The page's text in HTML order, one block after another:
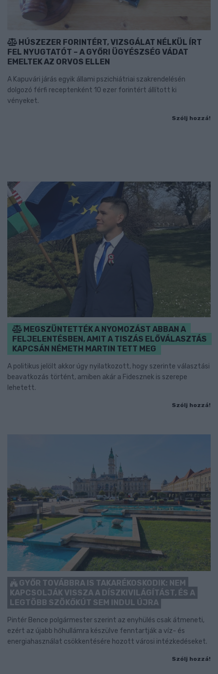
HÚSZEZER FORINTÉRT, VIZSGÁLAT NÉLKÜL ÍRT
FEL NYUGTATÓT – A GYŐRI ÜGYÉSZSÉG VÁDAT
EMELTEK AZ ORVOS ELLEN
A Kapuvári járás egyik állami pszichiátriai szakrendelésén
dolgozó férfi receptenként 10 ezer forintért állított ki
vényeket.
Szólj hozzá!
MEGSZÜNTETTÉK A NYOMOZÁST ABBAN A
FELJELENTÉSBEN, AMIT A TISZÁS ELŐVÁLASZTÁS
KAPCSÁN NÉMETH MARTIN TETT MEG
A politikus jelölt akkor úgy nyilatkozott, hogy szerinte választási
beavatkozás történt, amiben akár a Fidesznek is szerepe
lehetett.
Szólj hozzá!
GYŐR TOVÁBBRA IS TAKARÉKOSKODIK: NEM
KAPCSOLJÁK VISSZA A DÍSZKIVILÁGÍTÁST, ÉS A
LEGTÖBB SZÖKŐKÚT SEM INDUL ÚJRA
Pintér Bence polgármester szerint az enyhülés csak átmeneti,
ezért az újabb hőhullámra készülve fenntartják a víz- és
energiahasználat csökkentésére hozott városi intézkedéseket.
Szólj hozzá!